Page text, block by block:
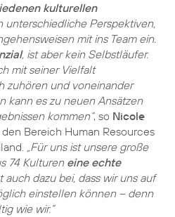
kulturellen
unterschiedliche Perspektiven,
mit ins Team ein.
, ist aber kein Selbstläufer.
mit seiner Vielfalt
zuhören und voneinander
kann es zu neuen Ansätzen
kommen“, so Nicole
den Bereich Human Resources
„Für uns ist unsere große
74 Kulturen eine echte
auch dazu bei, dass wir uns auf
einstellen können – denn
wie wir.“